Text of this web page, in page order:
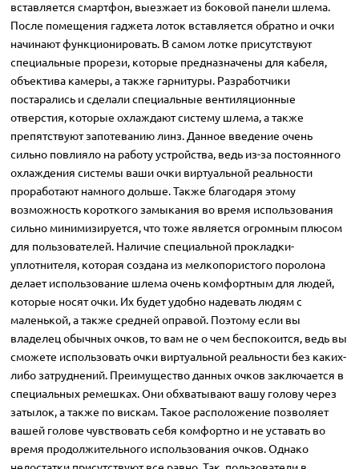
вставляется смартфон, выезжает из боковой панели шлема.
После помещения гаджета лоток вставляется обратно и очки
начинают функционировать. В самом лотке присутствуют
специальные прорези, которые предназначены для кабеля,
объектива камеры, а также гарнитуры. Разработчики
постарались и сделали специальные вентиляционные
отверстия, которые охлаждают систему шлема, а также
препятствуют запотеванию линз. Данное введение очень
сильно повлияло на работу устройства, ведь из-за постоянного
охлаждения системы ваши очки виртуальной реальности
проработают намного дольше. Также благодаря этому
возможность короткого замыкания во время использования
сильно минимизируется, что тоже является огромным плюсом
для пользователей. Наличие специальной прокладки-
уплотнителя, которая создана из мелкопористого поролона
делает использование шлема очень комфортным для людей,
которые носят очки. Их будет удобно надевать людям с
маленькой, а также средней оправой. Поэтому если вы
владелец обычных очков, то вам не о чем беспокоится, ведь вы
сможете использовать очки виртуальной реальности без каких-
либо затруднений. Преимущество данных очков заключается в
специальных ремешках. Они обхватывают вашу голову через
затылок, а также по вискам. Такое расположение позволяет
вашей голове чувствовать себя комфортно и не уставать во
время продолжительного использования очков. Однако